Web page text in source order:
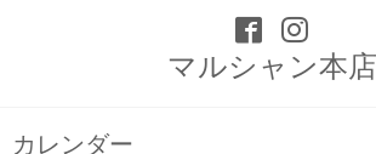
マルシャン本店
カレンダー